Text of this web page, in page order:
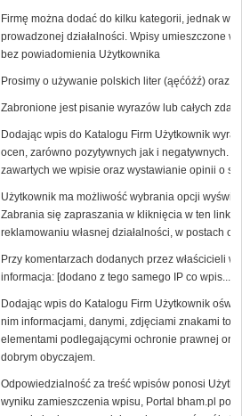
Firmę można dodać do kilku kategorii, jednak
prowadzonej działalności. Wpisy umieszczone
bez powiadomienia Użytkownika
Prosimy o używanie polskich liter (ąęćóżź) oraz
Zabronione jest pisanie wyrazów lub całych
Dodając wpis do Katalogu Firm Użytkownik
ocen, zarówno pozytywnych jak i negatywnych.
zawartych we wpisie oraz wystawianie opinii o
Użytkownik ma możliwość wybrania opcji
Zabrania się zapraszania w kliknięcia w ten link
reklamowaniu własnej działalności, w postach
Przy komentarzach dodanych przez właścicieli
informacja: [dodano z tego samego IP co wpis....].
Dodając wpis do Katalogu Firm Użytkownik
nim informacjami, danymi, zdjęciami znakami
elementami podlegającymi ochronie prawnej
dobrym obyczajem.
Odpowiedzialność za treść wpisów ponosi
wyniku zamieszczenia wpisu, Portal bham.pl